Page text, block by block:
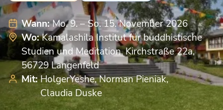
Wann:Mo. 9. – So. 15. November 2026
Wo:Kamalashila Institut für buddhistische
Studien und Meditation, Kirchstraße 22a,
56729 Langenfeld
Mit:HolgerYeshe Norman Pieniak
Claudia Duske